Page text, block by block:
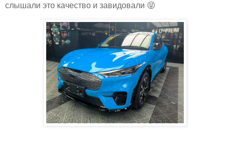
слышали это качество и завидовали 😝